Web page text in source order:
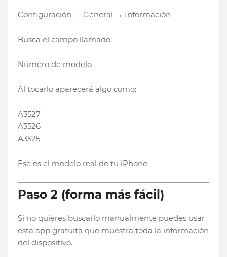
Configuración → General → Información
Busca el campo llamado:
Número de modelo
Al tocarlo aparecerá algo como:
A3527
A3526
A3525
Ese es el modelo real de tu iPhone.
Paso 2 (forma más fácil)
Si no quieres buscarlo manualmente puedes usar
esta app gratuita que muestra toda la información
del dispositivo.